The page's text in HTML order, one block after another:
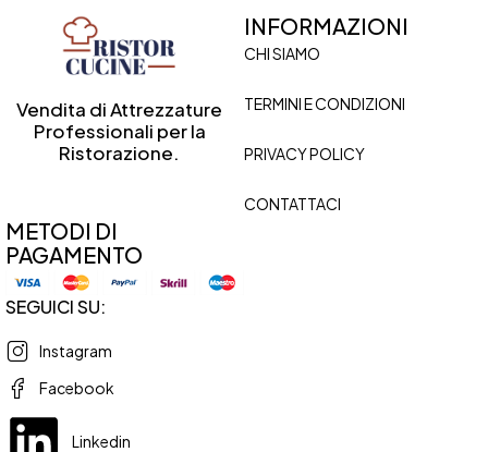
Vendita di Attrezzature
Professionali per la
Ristorazione.
INFORMAZIONI
CHI SIAMO
TERMINI E CONDIZIONI
PRIVACY POLICY
CONTATTACI
METODI DI
PAGAMENTO
SEGUICI SU:
Instagram
Facebook
Linkedin